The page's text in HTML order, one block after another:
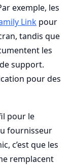
exemple, les
Link pour
tandis que
les
support.
pour des
pour le
fournisseur
c’est que les
remplacent